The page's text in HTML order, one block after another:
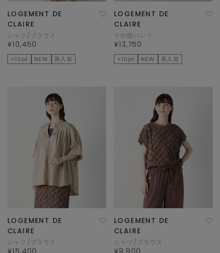
LOGEMENT DE
CLAIRE
シャツ/ブラウス
¥10,450
×10pt NEW 再入荷
LOGEMENT DE
CLAIRE
その他パンツ
¥13,750
×10pt NEW 再入荷
LOGEMENT DE
CLAIRE
シャツ/ブラウス
LOGEMENT DE
CLAIRE
シャツ/ブラウス